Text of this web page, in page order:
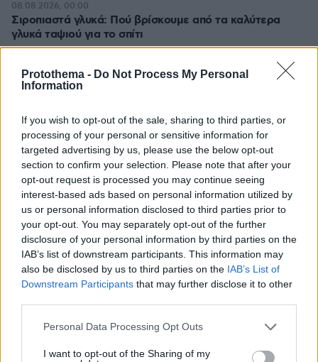
Protothema - Do Not Process My Personal
Information
If you wish to opt-out of the sale, sharing to third parties, or
processing of your personal or sensitive information for
targeted advertising by us, please use the below opt-out
section to confirm your selection. Please note that after your
opt-out request is processed you may continue seeing
interest-based ads based on personal information utilized by
us or personal information disclosed to third parties prior to
your opt-out. You may separately opt-out of the further
disclosure of your personal information by third parties on the
IAB’s list of downstream participants. This information may
also be disclosed by us to third parties on the IAB’s List of
Downstream Participants that may further disclose it to other
Please note that this website/app uses one or more Google
not limited to your visit or usage behaviour. You may click to
Personal Data Processing Opt Outs
I want to opt-out of the Sharing of my
Σιροπιαστά γλυκά: Πού βρίσκουμε από τα καλύτερα
γλυκά ταψιού για το σπίτι
08.08.2026, 00:00
Υπό έλεγχο η πυρκαγιά σε ισόγειο κατάστημα στο
Παλαιό Φάληρο, εκκενώθηκε προληπτικά πολυκατοικία
ΔΕΙΤΕ ΟΛΕΣ ΤΙΣ ΕΙΔΗΣΕΙΣ
ΤΑ ΠΙΟ ΔΗΜΟΦΙΛΗ